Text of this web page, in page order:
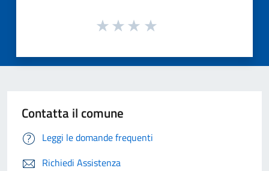
Contatta il comune
Leggi le domande frequenti
Richiedi Assistenza